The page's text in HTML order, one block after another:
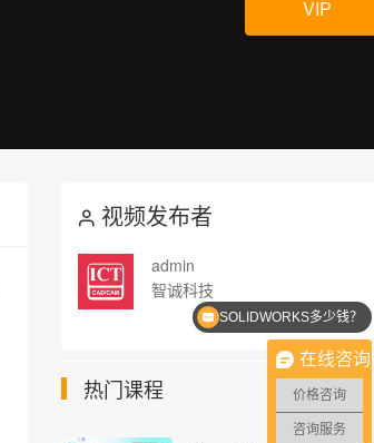
VIP
视频发布者
admin
智诚科技
热门课程
在线咨询
价格咨询
咨询服务
SOLIDWORKS多少钱？